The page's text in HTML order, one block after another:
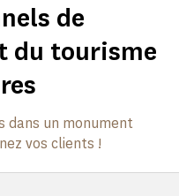
de
du tourisme
dans un monument
vos clients !